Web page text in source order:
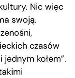
Nic więc
swoją.
czasów
kołem”.